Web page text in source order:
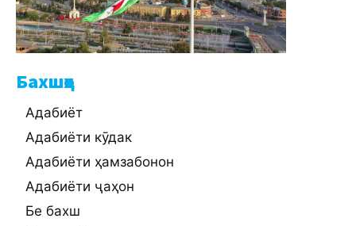
Бахшҳо
Адабиёт
Адабиёти кӯдак
Адабиёти ҳамзабонон
Адабиёти ҷаҳон
Бе бахш